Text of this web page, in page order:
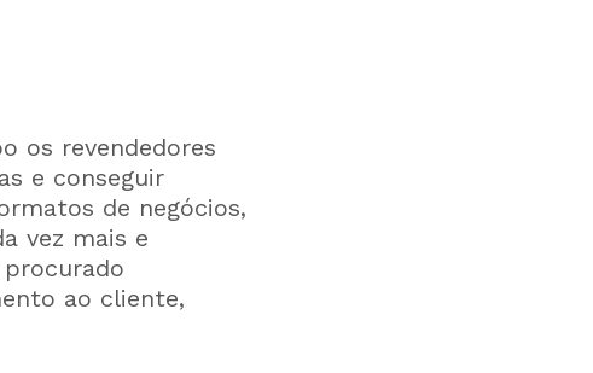
os revendedores
e conseguir
de negócios,
vez mais e
ao cliente,